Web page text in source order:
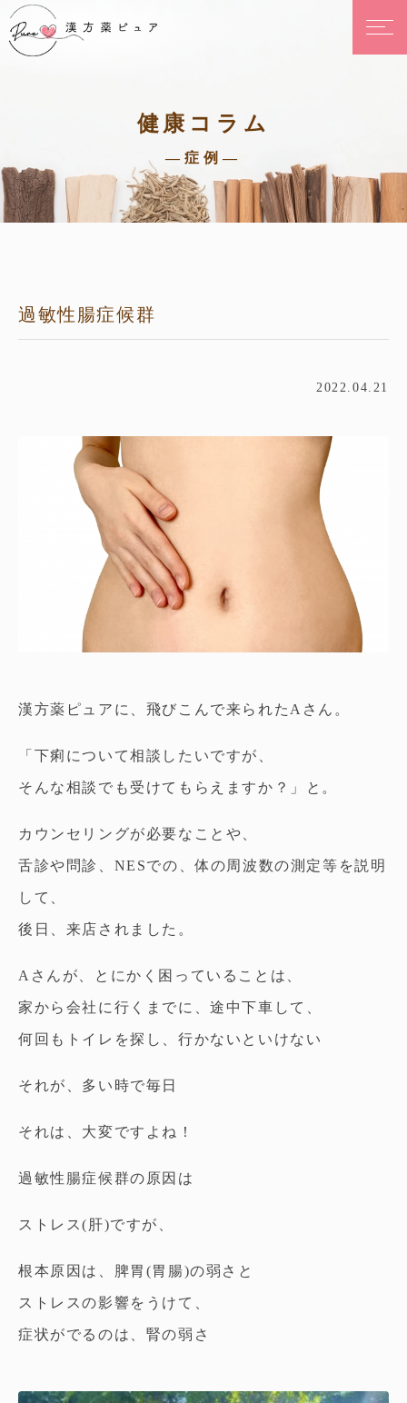
健康コラム
—症例—
過敏性腸症候群
2022.04.21
漢方薬ピュアに、飛びこんで来られたAさん。
「下痢について相談したいですが、
そんな相談でも受けてもらえますか？」と。
カウンセリングが必要なことや、
舌診や問診、NESでの、体の周波数の測定等を説明
して、
後日、来店されました。
Aさんが、とにかく困っていることは、
家から会社に行くまでに、途中下車して、
何回もトイレを探し、行かないといけない
それが、多い時で毎日
それは、大変ですよね！
過敏性腸症候群の原因は
ストレス(肝)ですが、
根本原因は、脾胃(胃腸)の弱さと
ストレスの影響をうけて、
症状がでるのは、腎の弱さ